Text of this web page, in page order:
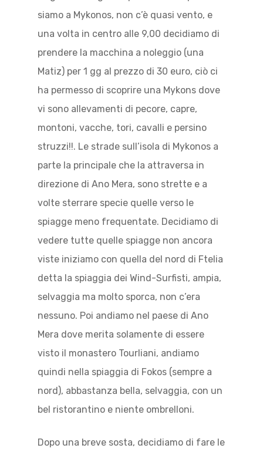
siamo a Mykonos, non c’è quasi vento, e
una volta in centro alle 9,00 decidiamo di
prendere la macchina a noleggio (una
Matiz) per 1 gg al prezzo di 30 euro, ciò ci
ha permesso di scoprire una Mykons dove
vi sono allevamenti di pecore, capre,
montoni, vacche, tori, cavalli e persino
struzzi!!. Le strade sull’isola di Mykonos a
parte la principale che la attraversa in
direzione di Ano Mera, sono strette e a
volte sterrare specie quelle verso le
spiagge meno frequentate. Decidiamo di
vedere tutte quelle spiagge non ancora
viste iniziamo con quella del nord di Ftelia
detta la spiaggia dei Wind-Surfisti, ampia,
selvaggia ma molto sporca, non c’era
nessuno. Poi andiamo nel paese di Ano
Mera dove merita solamente di essere
visto il monastero Tourliani, andiamo
quindi nella spiaggia di Fokos (sempre a
nord), abbastanza bella, selvaggia, con un
bel ristorantino e niente ombrelloni.
Dopo una breve sosta, decidiamo di fare le